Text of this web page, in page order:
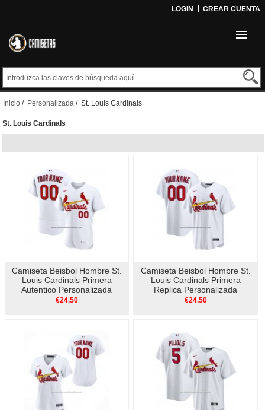
LOGIN CREAR CUENTA
Inicio / Personalizada / St. Louis Cardinals
St. Louis Cardinals
Camiseta Beisbol Hombre St.
Louis Cardinals Primera
Autentico Personalizada
Blanco
€24.50
Camiseta Beisbol Hombre St.
Louis Cardinals Primera
Replica Personalizada
Blanco1
€24.50